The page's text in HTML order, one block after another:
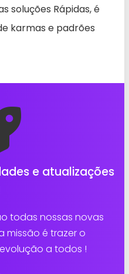
soluções Rápidas, é
karmas e padrões
e atualizações
todas nossas novas
missão é trazer o
a todos !